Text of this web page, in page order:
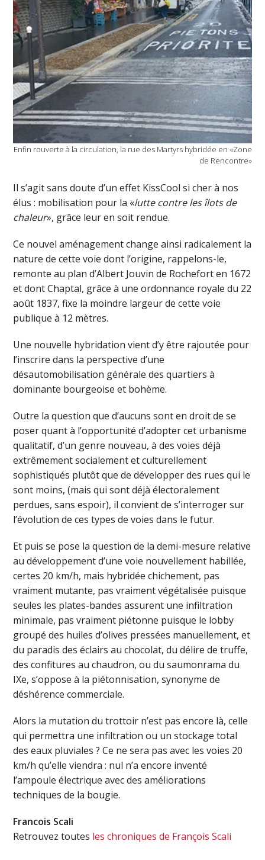
Enfin rouverte à la circulation, la rue des Martyrs hybridée en «Zone
de Rencontre»
Il s’agit sans doute d’un effet KissCool si cher à nos
élus : mobilisation pour la «lutte contre les îlots de
chaleur», grâce leur en soit rendue.
Ce nouvel aménagement change ainsi radicalement la
nature de cette voie dont l’origine, rappelons-le,
remonte au plan d’Albert Jouvin de Rochefort en 1672
et dont Chaptal, grâce à une ordonnance royale du 22
août 1837, fixe la moindre largeur de cette voie
publique à 12 mètres.
Une nouvelle hybridation vient d’y être rajoutée pour
l’inscrire dans la perspective d’une
désautomobilisation générale des quartiers à
dominante bourgeoise et bohème.
Outre la question que d’aucuns sont en droit de se
poser quant à l’opportunité d’adopter cet urbanisme
qualitatif, d’un genre nouveau, à des voies déjà
extrêmement socialement et culturellement
sophistiqués plutôt que de développer des rues qui le
sont moins, (mais qui sont déjà électoralement
perdues, sans espoir), il convient de s’interroger sur
l’évolution de ces types de voies dans le futur.
Et puis se pose la question de la demi-mesure relative
au développement d’une voie nouvellement habillée,
certes 20 km/h, mais hybridée chichement, pas
vraiment mutante, pas vraiment végétalisée puisque
seules les plates-bandes assurent une infiltration
minimale, pas vraiment piétonne puisque le lobby
groupé des huiles d’olives pressées manuellement, et
du paradis des éclairs au chocolat, du délire de truffe,
des confitures au chaudron, ou du saumonrama du
IXe, s’oppose à la piétonnisation, synonyme de
déshérence commerciale.
Alors la mutation du trottoir n’est pas encore là, celle
qui permettra une infiltration ou un stockage total
des eaux pluviales ? Ce ne sera pas avec les voies 20
km/h qu’elle viendra : nul n’a encore inventé
l’ampoule électrique avec des améliorations
techniques de la bougie.
Francois Scali
Retrouvez toutes les chroniques de François Scali